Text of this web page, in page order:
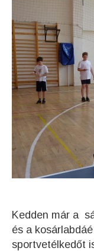
Kedden már a
és a
sportvetélkedőt